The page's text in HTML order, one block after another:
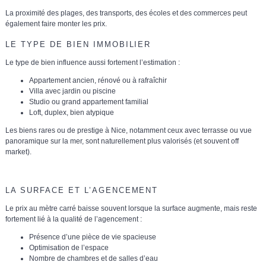
La proximité des plages, des transports, des écoles et des commerces peut
également faire monter les prix.
LE TYPE DE BIEN IMMOBILIER
Le type de bien influence aussi fortement l’estimation :
Appartement ancien, rénové ou à rafraîchir
Villa avec jardin ou piscine
Studio ou grand appartement familial
Loft, duplex, bien atypique
Les biens rares ou de prestige à Nice, notamment ceux avec terrasse ou vue
panoramique sur la mer, sont naturellement plus valorisés (et souvent off
market).
LA SURFACE ET L’AGENCEMENT
Le prix au mètre carré baisse souvent lorsque la surface augmente, mais reste
fortement lié à la qualité de l’agencement:
Présence d’une pièce de vie spacieuse
Optimisation de l’espace
Nombre de chambres et de salles d’eau